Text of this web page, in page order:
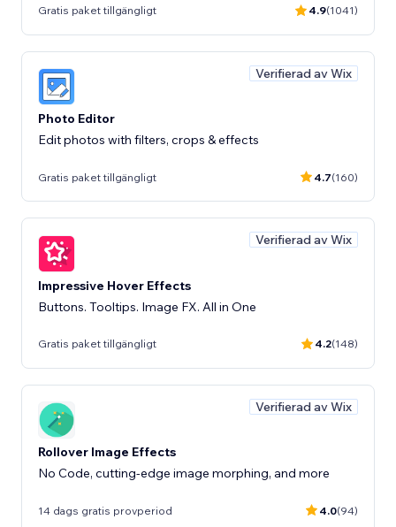
Gratis paket tillgängligt 4.9(1041)
Verifierad av Wix
Photo Editor
Edit photos with filters, crops & effects
Gratis paket tillgängligt 4.7(160)
Verifierad av Wix
Impressive Hover Effects
Buttons. Tooltips. Image FX. All in One
Gratis paket tillgängligt 4.2(148)
Verifierad av Wix
Rollover Image Effects
No Code, cutting-edge image morphing, and more
14 dags gratis provperiod 4.0(94)